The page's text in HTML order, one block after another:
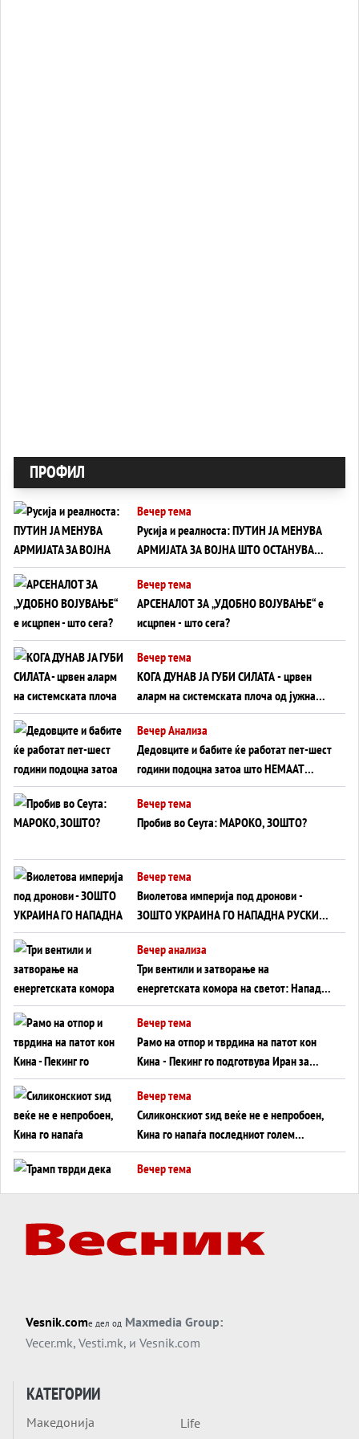
ПРОФИЛ
Вечер тема
Русија и реалноста: ПУТИН ЈА МЕНУВА
АРМИЈАТА ЗА ВОЈНА ШТО ОСТАНУВА
БЕЗ ФРОНТ
Вечер тема
АРСЕНАЛОТ ЗА „УДОБНО ВОЈУВАЊЕ“ е
исцрпен - што сега?
Вечер тема
КОГА ДУНАВ ЈА ГУБИ СИЛАТА - црвен
аларм на системската плоча од јужна
Германија до Црното Море...
Вечер Анализа
Дедовците и бабите ќе работат пет-шест
години подоцна затоа што НЕМААТ
ВНУЦИ ДА ГИ ЗАМЕНАТ
Вечер тема
Пробив во Сеута: МАРОКО, ЗОШТО?
Вечер тема
Виолетова империја под дронови -
ЗОШТО УКРАИНА ГО НАПАДНА РУСКИОТ
WILDBERRIES
Вечер анализа
Три вентили и затворање на
енергетската комора на светот: Нападот
во Суец најавува глобален енергетски
инфаркт?
Вечер тема
Рамо на отпор и тврдина на патот кон
Кина - Пекинг го подготвува Иран за
американска копнена инвазија
Вечер тема
Силиконскиот ѕид веќе не е непробоен,
Кина го напаѓа последниот голем
монопол на Западот?
Вечер тема
Вечер тема
ДЛАБОКО УДОЛУ: Сметководствените
Вечер тема
АТОМСКО ДОМИНО НА БЛИСКИОТ
ИСТОК
Обвинувањето кон Русија го поврзува
Vesnik.comе дел од Maxmedia Group:
Vecer.mk, Vesti.mk, и Vesnik.com
КАТЕГОРИИ
Македонија
Life